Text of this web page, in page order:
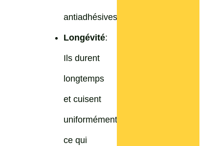
antiadhésives.
Longévité:
Ils durent
longtemps
et cuisent
uniformément,
ce qui